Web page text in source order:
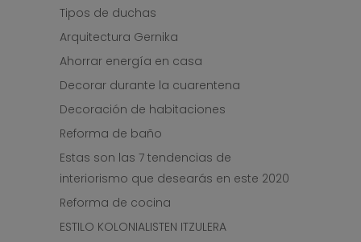
Tipos de duchas
Arquitectura Gernika
Ahorrar energía en casa
Decorar durante la cuarentena
Decoración de habitaciones
Reforma de baño
Estas son las 7 tendencias de
interiorismo que desearás en este 2020
Reforma de cocina
ESTILO KOLONIALISTEN ITZULERA